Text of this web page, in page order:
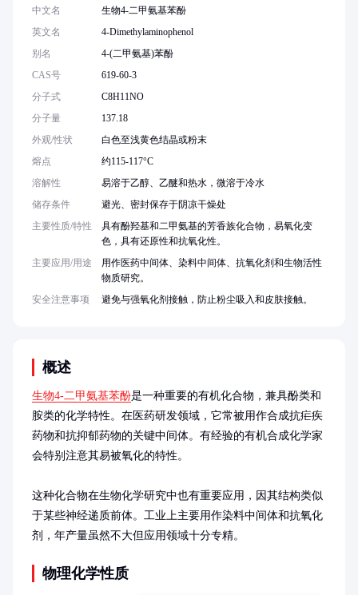
概述
生物4-二甲氨基苯酚是一种重要的有机化合物，兼具酚类和
胺类的化学特性。在医药研发领域，它常被用作合成抗疟疾
药物和抗抑郁药物的关键中间体。有经验的有机合成化学家
会特别注意其易被氧化的特性。
这种化合物在生物化学研究中也有重要应用，因其结构类似
于某些神经递质前体。工业上主要用作染料中间体和抗氧化
剂，年产量虽然不大但应用领域十分专精。
物理化学性质
中文名
生物4-二甲氨基苯酚
英文名
4-Dimethylaminophenol
别名
4-(二甲氨基)苯酚
CAS号
619-60-3
分子式
C8H11NO
分子量
137.18
外观/性状
白色至浅黄色结晶或粉末
熔点
约115-117°C
溶解性
易溶于乙醇、乙醚和热水，微溶于冷水
储存条件
避光、密封保存于阴凉干燥处
主要性质/特性
具有酚羟基和二甲氨基的芳香族化合物，易氧化变
色，具有还原性和抗氧化性。
主要应用/用途
用作医药中间体、染料中间体、抗氧化剂和生物活性
物质研究。
安全注意事项
避免与强氧化剂接触，防止粉尘吸入和皮肤接触。